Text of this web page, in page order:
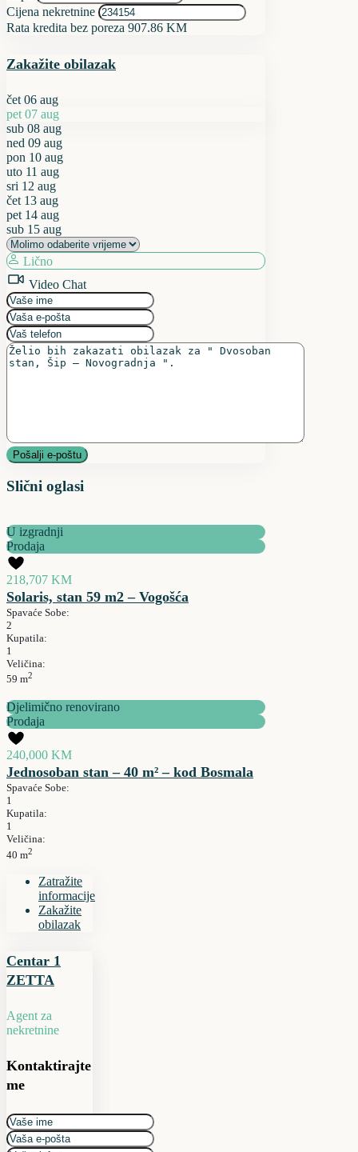
Cijena nekretnine
Rata kredita bez poreza 907.86 KM
Zakažite obilazak
čet 06 aug
pet 07 aug
sub 08 aug
ned 09 aug
pon 10 aug
uto 11 aug
sri 12 aug
čet 13 aug
pet 14 aug
sub 15 aug
Lično
Video Chat
Slični oglasi
U izgradnji
Prodaja
218,707 KM
Solaris, stan 59 m2 – Vogošća
Spavaće Sobe:
2
Kupatila:
1
Veličina:
59 m2
Djelimično renovirano
Prodaja
240,000 KM
Jednosoban stan – 40 m² – kod Bosmala
Spavaće Sobe:
1
Kupatila:
1
Veličina:
40 m2
Zatražite
informacije
Zakažite
obilazak
Centar 1
ZETTA
Agent za
nekretnine
Kontaktirajte
me